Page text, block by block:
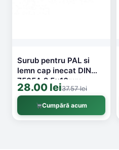
Surub pentru PAL si
lemn cap inecat DIN
7505A 2.5x16mm
1000buc/cut
28.00 lei37.57 lei
Cumpără acum